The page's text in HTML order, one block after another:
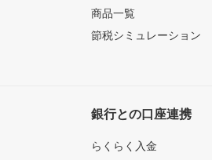
商品一覧
節税シミュレーション
銀行との口座連携
らくらく入金